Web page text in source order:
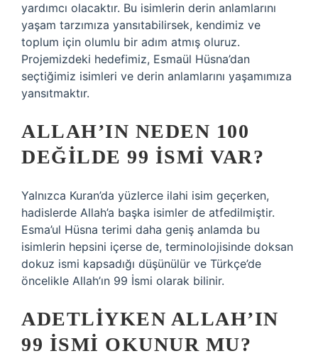
yardımcı olacaktır. Bu isimlerin derin anlamlarını
yaşam tarzımıza yansıtabilirsek, kendimiz ve
toplum için olumlu bir adım atmış oluruz.
Projemizdeki hedefimiz, Esmaül Hüsna’dan
seçtiğimiz isimleri ve derin anlamlarını yaşamımıza
yansıtmaktır.
ALLAH’IN NEDEN 100
DEĞILDE 99 ISMI VAR?
Yalnızca Kuran’da yüzlerce ilahi isim geçerken,
hadislerde Allah’a başka isimler de atfedilmiştir.
Esma’ul Hüsna terimi daha geniş anlamda bu
isimlerin hepsini içerse de, terminolojisinde doksan
dokuz ismi kapsadığı düşünülür ve Türkçe’de
öncelikle Allah’ın 99 İsmi olarak bilinir.
ADETLIYKEN ALLAH’IN
99 ISMI OKUNUR MU?